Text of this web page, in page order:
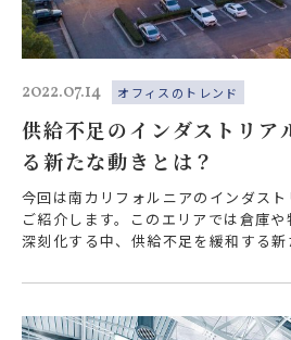
2022.07.14 オフィスのトレンド
供給不足のインダストリア
る新たな動きとは？
今回は南カリフォルニアのインダス
ご紹介します。このエリアでは倉庫
深刻化する中、供給不足を緩和する